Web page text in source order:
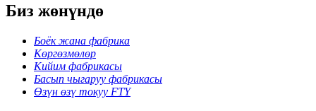
Биз жөнүндө
Боёк жана фабрика
Көргөзмөлөр
Кийим фабрикасы
Басып чыгаруу фабрикасы
Өзүн өзү токуу FTY